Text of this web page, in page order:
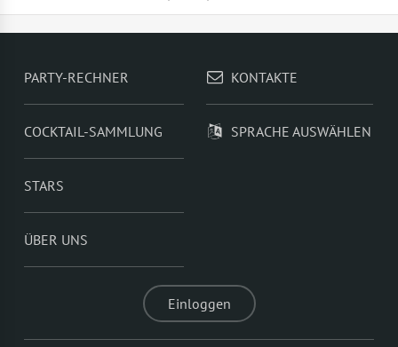
PARTY-RECHNER
COCKTAIL-SAMMLUNG
STARS
ÜBER UNS
KONTAKTE
SPRACHE AUSWÄHLEN
Einloggen